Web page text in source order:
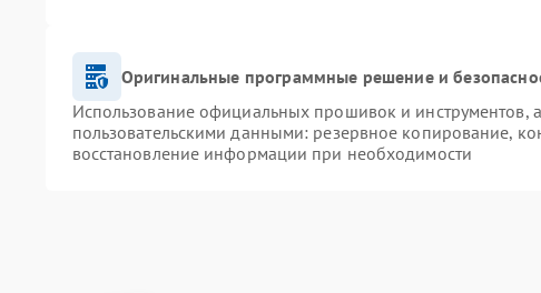
Оригинальные программные решение и
Использование официальных прошивок и инструментов,
пользовательскими данными: резервное копирование,
восстановление информации при необходимости